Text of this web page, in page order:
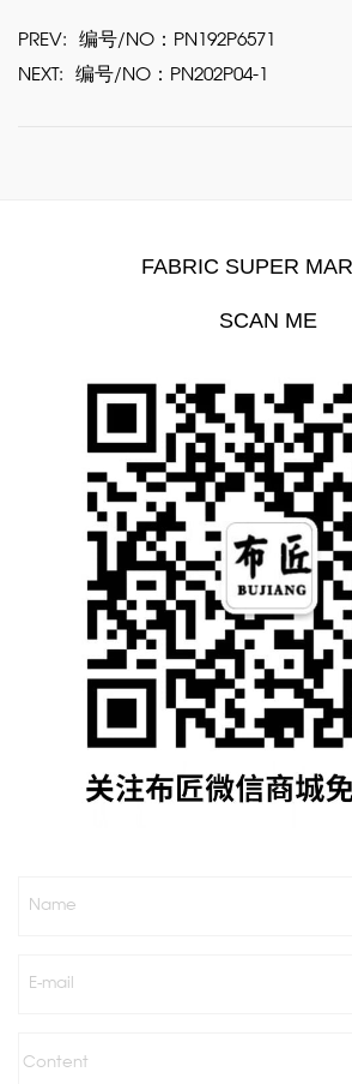
PREV: 编号/NO：PN192P6571
NEXT: 编号/NO：PN202P04-1
FABRIC SUPER
SCAN ME
Name
E-mail
Content